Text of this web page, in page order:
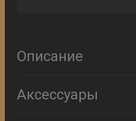
Описание
Аксессуары